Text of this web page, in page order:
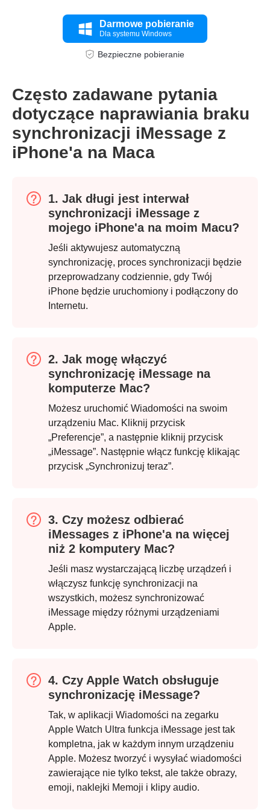
Krok 2.
Krok 3.
Darmowe pobieranie
Dla systemu Windows
Bezpieczne pobieranie
Często zadawane pytania
dotyczące naprawiania braku
synchronizacji iMessage z
iPhone'a na Maca
1. Jak długi jest interwał
synchronizacji iMessage z
mojego iPhone'a na moim Macu?
Jeśli aktywujesz automatyczną
synchronizację, proces synchronizacji będzie
przeprowadzany codziennie, gdy Twój
iPhone będzie uruchomiony i podłączony do
Internetu.
2. Jak mogę włączyć
synchronizację iMessage na
komputerze Mac?
Możesz uruchomić Wiadomości na swoim
urządzeniu Mac. Kliknij przycisk
„Preferencje”, a następnie kliknij przycisk
„iMessage”. Następnie włącz funkcję klikając
przycisk „Synchronizuj teraz”.
3. Czy możesz odbierać
iMessages z iPhone'a na więcej
niż 2 komputery Mac?
Jeśli masz wystarczającą liczbę urządzeń i
włączysz funkcję synchronizacji na
wszystkich, możesz synchronizować
iMessage między różnymi urządzeniami
Apple.
4. Czy Apple Watch obsługuje
synchronizację iMessage?
Tak, w aplikacji Wiadomości na zegarku
Apple Watch Ultra funkcja iMessage jest tak
kompletna, jak w każdym innym urządzeniu
Apple. Możesz tworzyć i wysyłać wiadomości
zawierające nie tylko tekst, ale także obrazy,
emoji, naklejki Memoji i klipy audio.